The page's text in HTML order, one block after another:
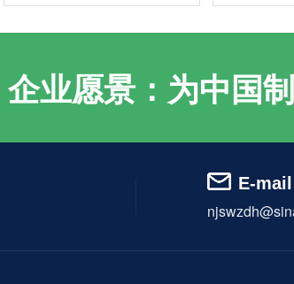
企业愿景：为中国
E-mail